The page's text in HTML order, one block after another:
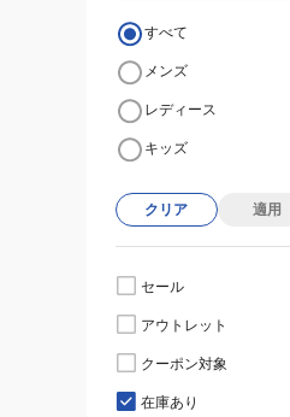
すべて
メンズ
レディース
キッズ
クリア 適用
セール
アウトレット
クーポン対象
在庫あり